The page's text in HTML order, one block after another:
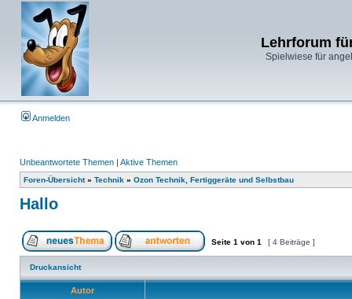
Lehrforum
Spielwiese für
Anmelden
Unbeantwortete Themen | Aktive Themen
Foren-Übersicht» Technik » Ozon Technik, Fertiggeräte und Selbstbau
Hallo
Seite 1 von 1 [ 4 Beiträge ]
Druckansicht
Autor